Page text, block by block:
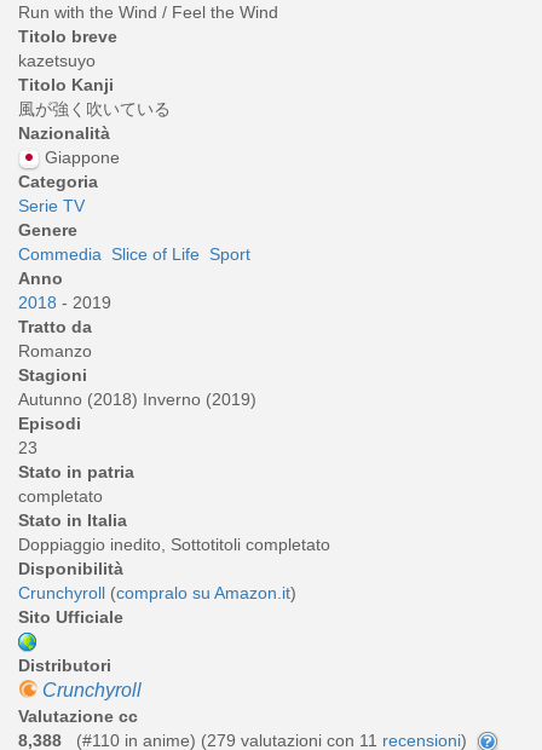
Run with the Wind / Feel the Wind
Titolo breve
kazetsuyo
Titolo Kanji
風が強く吹いている
Nazionalità
Giappone
Categoria
Serie TV
Genere
Commedia
Slice of Life Sport
Anno
2018 - 2019
Tratto da
Romanzo
Stagioni
Autunno (2018) Inverno (2019)
Episodi
23
Stato in patria
completato
Stato in Italia
Doppiaggio inedito, Sottotitoli completato
Disponibilità
Crunchyroll (compralo su Amazon.it)
Sito Ufficiale
Distributori
Crunchyroll
Valutazione cc
8,388
(#110 in anime) (279 valutazioni con 11 recensioni)